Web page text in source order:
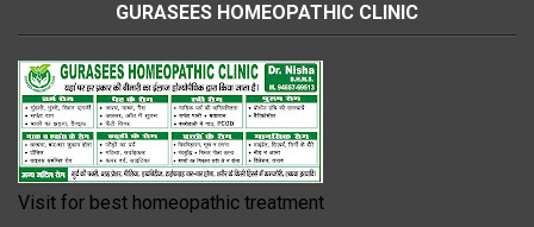
GURASEES HOMEOPATHIC CLINIC
Visit for best homeopathic treatment